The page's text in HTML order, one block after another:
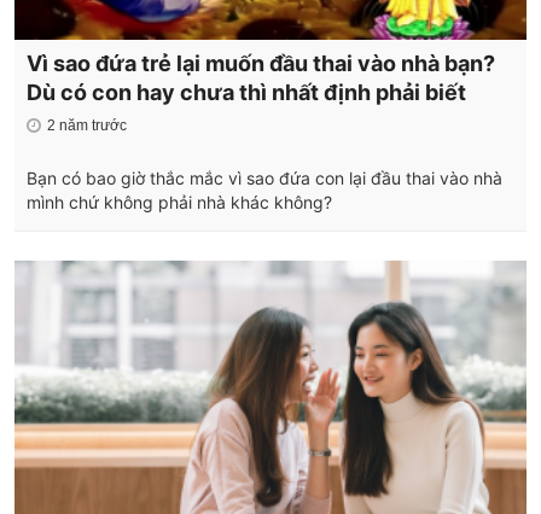
Vì sao đứa trẻ lại muốn đầu thai vào nhà bạn?
Dù có con hay chưa thì nhất định phải biết
2 năm trước
Bạn có bao giờ thắc mắc vì sao đứa con lại đầu thai vào nhà
mình chứ không phải nhà khác không?